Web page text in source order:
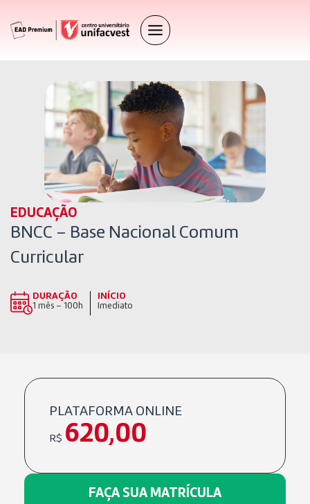
EDUCAÇÃO
BNCC – Base Nacional Comum
Curricular
DURAÇÃO
1 mês – 100h
INÍCIO
Imediato
PLATAFORMA ONLINE
R$ 620,00
FAÇA SUA MATRÍCULA